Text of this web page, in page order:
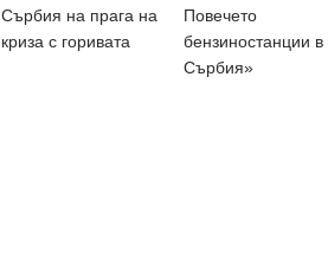
Сърбия на прага на
криза с горивата
Повечето
бензиностанции в
Сърбия»